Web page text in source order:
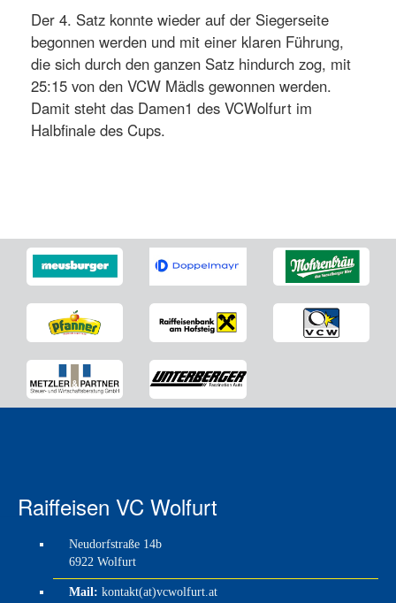
Der 4. Satz konnte wieder auf der Siegerseite
begonnen werden und mit einer klaren Führung,
die sich durch den ganzen Satz hindurch zog, mit
25:15 von den VCW Mädls gewonnen werden.
Damit steht das Damen1 des VCWolfurt im
Halbfinale des Cups.
Raiffeisen VC Wolfurt
Neudorfstraße 14b
6922 Wolfurt
Mail: kontakt(at)vcwolfurt.at